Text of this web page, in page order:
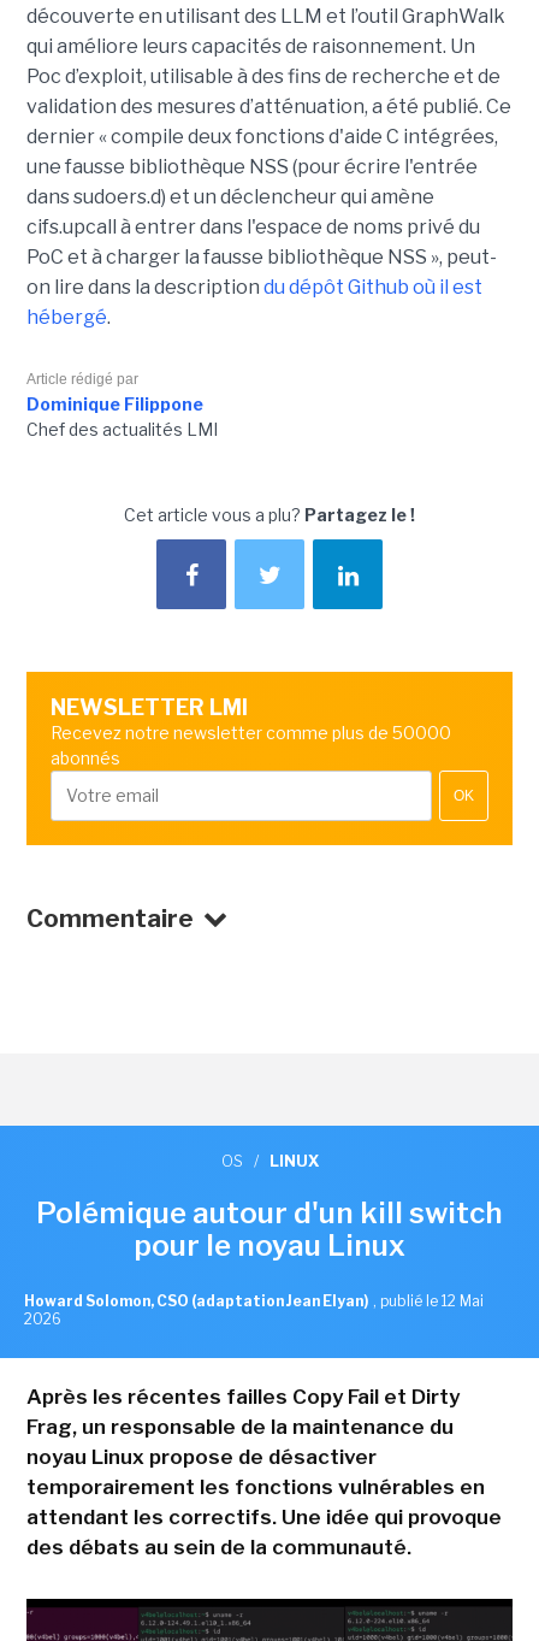
découverte en utilisant des LLM et l’outil GraphWalk
qui améliore leurs capacités de raisonnement. Un
Poc d’exploit, utilisable à des fins de recherche et de
validation des mesures d’atténuation, a été publié. Ce
dernier « compile deux fonctions d'aide C intégrées,
une fausse bibliothèque NSS (pour écrire l'entrée
dans sudoers.d) et un déclencheur qui amène
cifs.upcall à entrer dans l'espace de noms privé du
PoC et à charger la fausse bibliothèque NSS », peut-
on lire dans la description du dépôt Github où il est
hébergé.
Article rédigé par
Dominique Filippone
Chef des actualités LMI
Cet article vous a plu? Partagez le !
NEWSLETTER LMI
Recevez notre newsletter comme plus de 50000
abonnés
OK
Commentaire
OS / LINUX
Polémique autour d'un kill switch
pour le noyau Linux
Howard Solomon, CSO (adaptation Jean Elyan) , publié le 12 Mai
2026
Après les récentes failles Copy Fail et Dirty
Frag, un responsable de la maintenance du
noyau Linux propose de désactiver
temporairement les fonctions vulnérables en
attendant les correctifs. Une idée qui provoque
des débats au sein de la communauté.